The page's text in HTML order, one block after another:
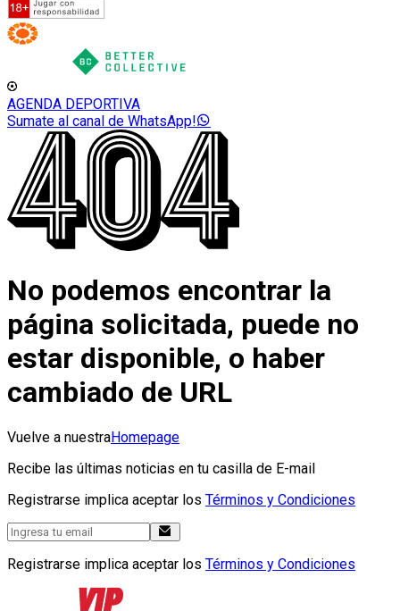
AGENDA DEPORTIVA
Sumate al canal de WhatsApp!
No podemos encontrar la
página solicitada, puede no
estar disponible, o haber
cambiado de URL
Vuelve a nuestraHomepage
Recibe las últimas noticias en tu casilla de E-mail
Registrarse implica aceptar los Términos y Condiciones
Registrarse implica aceptar los Términos y Condiciones